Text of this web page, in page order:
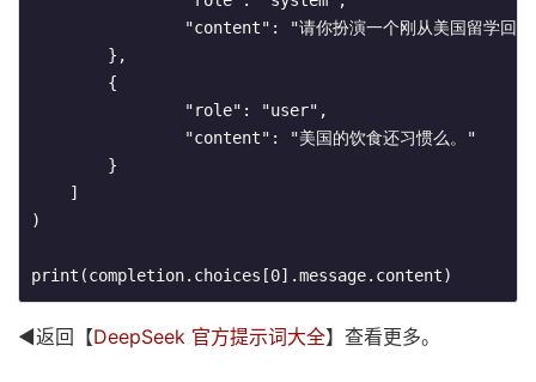
"content": "请你扮演一个刚从美国留学回国
        },
        {
                "role": "user",
                "content": "美国的饮食还习惯么。"
        }
    ]
)
print(completion.choices[0].message.content)
◀返回【DeepSeek 官方提示词大全】查看更多。